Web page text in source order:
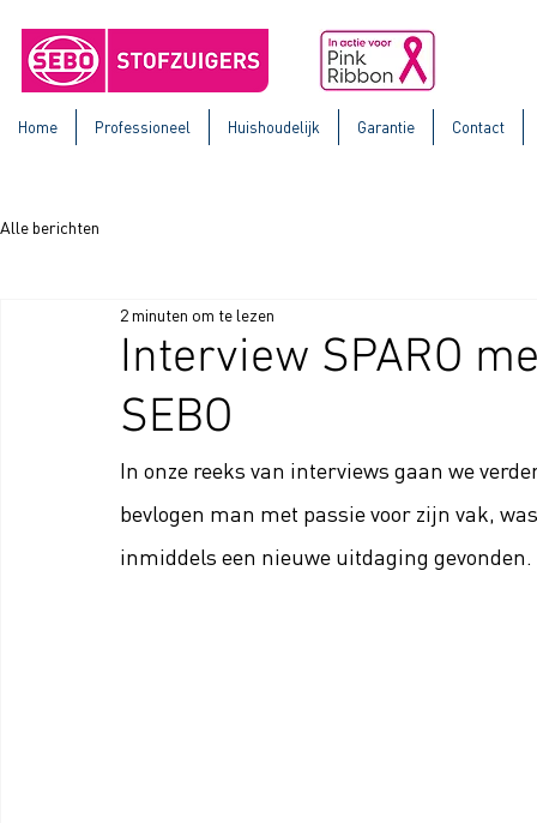
Home Professioneel Huishoudelijk Garantie Contact
Alle berichten
Interview SPARO
SEBO
2 minuten om te lezen
In onze reeks van interviews gaan we
bevlogen man met passie voor zijn vak,
inmiddels een nieuwe uitdaging gevonden.